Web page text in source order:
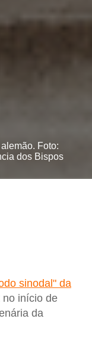
Foto:
dos Bispos
sinodal" da
no início de
da